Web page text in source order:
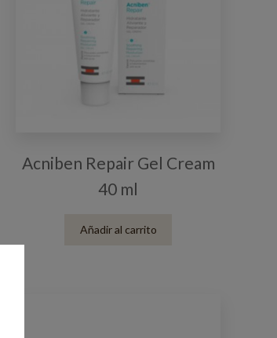
Acniben Repair Gel Cream
40 ml
Añadir al carrito